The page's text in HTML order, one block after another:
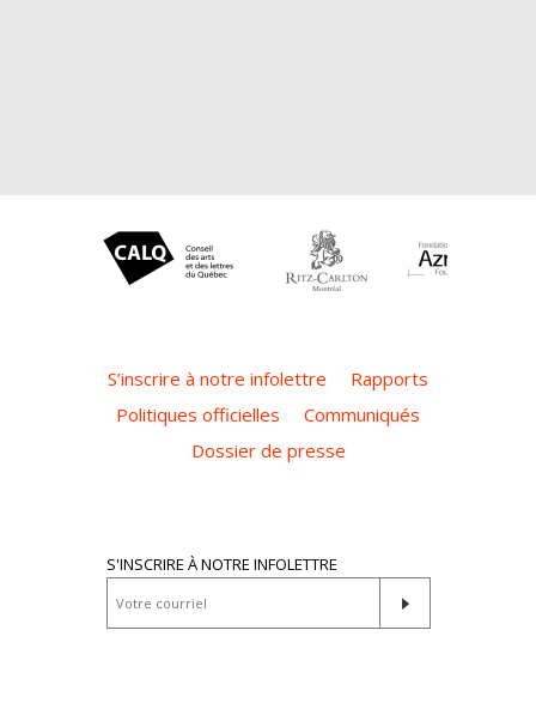
S’inscrire à notre infolettre
Rapports
Politiques officielles
Communiqués
Dossier de presse
S'INSCRIRE À NOTRE INFOLETTRE